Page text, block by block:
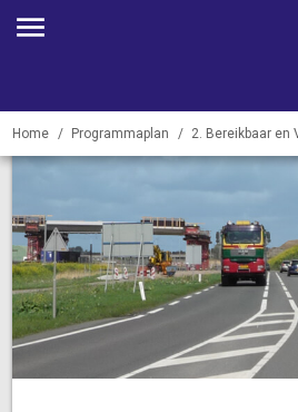
Home Programmaplan 2. Bereikbaar en